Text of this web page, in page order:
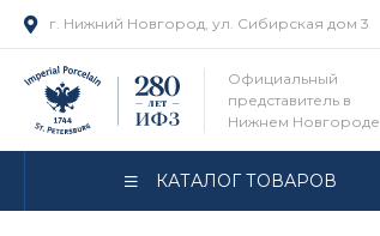
г. Нижний Новгород, ул. Сибирская дом 3
Официальный
представитель в
Нижнем Новгороде
КАТАЛОГ ТОВАРОВ